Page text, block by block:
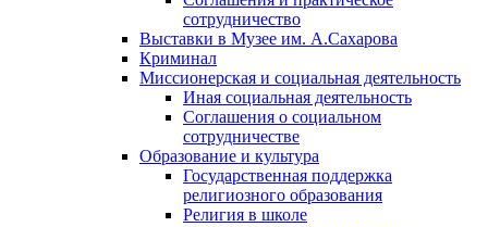
сотрудничество
Выставки в Музее им. А.Сахарова
Криминал
Миссионерская и социальная деятельность
Иная социальная деятельность
Соглашения о социальном
сотрудничестве
Образование и культура
Государственная поддержка
религиозного образования
Религия в школе